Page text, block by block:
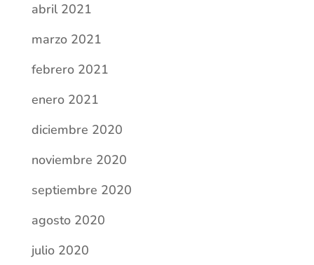
abril 2021
marzo 2021
febrero 2021
enero 2021
diciembre 2020
noviembre 2020
septiembre 2020
agosto 2020
julio 2020